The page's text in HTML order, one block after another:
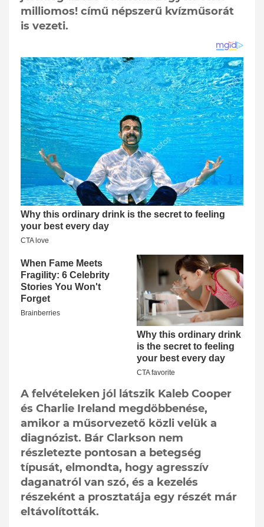
milliomos! című népszerű kvízműsorát
is vezeti.
A felvételeken jól látszik Kaleb Cooper
és Charlie Ireland megdöbbenése,
amikor a műsorvezető közli velük a
diagnózist. Bár Clarkson nem
részletezte pontosan a betegség
típusát, elmondta, hogy agresszív
daganatról van szó, és a kezelés
részeként a prosztatája egy részét már
eltávolították.